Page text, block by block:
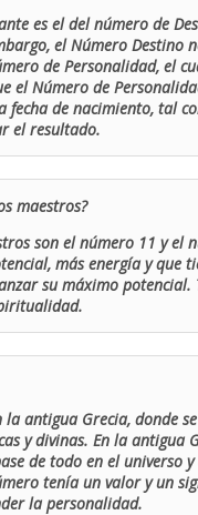
es el del número de
el Número Destino
de Personalidad, el
el Número de
fecha de nacimiento, tal
el resultado.
maestros?
son el número 11 y el
más energía y que
su máximo
la antigua Grecia, donde
y divinas. En la
de todo en el universo
tenía un valor y un
la personalidad.